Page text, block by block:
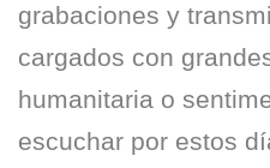
grabaciones y
cargados con
humanitaria o
escuchar por estos